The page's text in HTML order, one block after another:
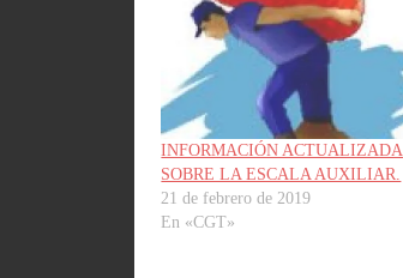
INFORMACIÓN ACTUALIZADA
SOBRE LA ESCALA AUXILIAR.
21 de febrero de 2019
En «CGT»